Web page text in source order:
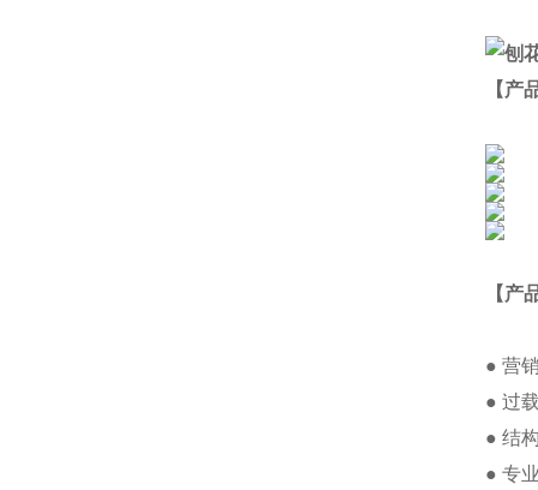
【产
【产
● 营
● 过
● 结
● 专